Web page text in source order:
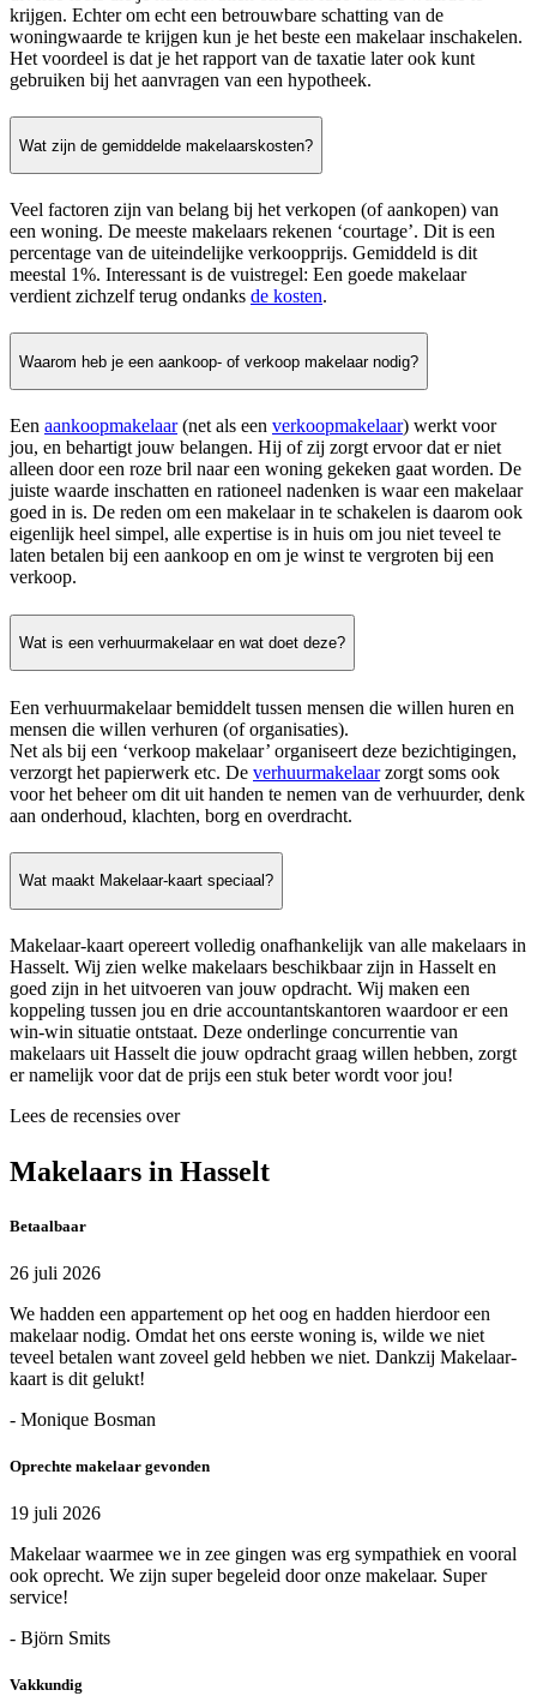
krijgen. Echter om echt een betrouwbare schatting van de
woningwaarde te krijgen kun je het beste een makelaar inschakelen.
Het voordeel is dat je het rapport van de taxatie later ook kunt
gebruiken bij het aanvragen van een hypotheek.
Wat zijn de gemiddelde makelaarskosten?
Veel factoren zijn van belang bij het verkopen (of aankopen) van
een woning. De meeste makelaars rekenen ‘courtage’. Dit is een
percentage van de uiteindelijke verkoopprijs. Gemiddeld is dit
meestal 1%. Interessant is de vuistregel: Een goede makelaar
verdient zichzelf terug ondanks de kosten.
Waarom heb je een aankoop- of verkoop makelaar nodig?
Een aankoopmakelaar(net als een verkoopmakelaar) werkt voor
jou, en behartigt jouw belangen. Hij of zij zorgt ervoor dat er niet
alleen door een roze bril naar een woning gekeken gaat worden. De
juiste waarde inschatten en rationeel nadenken is waar een makelaar
goed in is. De reden om een makelaar in te schakelen is daarom ook
eigenlijk heel simpel, alle expertise is in huis om jou niet teveel te
laten betalen bij een aankoop en om je winst te vergroten bij een
verkoop.
Wat is een verhuurmakelaar en wat doet deze?
Een verhuurmakelaar bemiddelt tussen mensen die willen huren en
mensen die willen verhuren (of organisaties).
Net als bij een ‘verkoop makelaar’ organiseert deze bezichtigingen,
verzorgt het papierwerk etc. De verhuurmakelaarzorgt soms ook
voor het beheer om dit uit handen te nemen van de verhuurder, denk
aan onderhoud, klachten, borg en overdracht.
Wat maakt Makelaar-kaart speciaal?
Makelaar-kaart opereert volledig onafhankelijk van alle makelaars in
Hasselt. Wij zien welke makelaars beschikbaar zijn in Hasselt en
goed zijn in het uitvoeren van jouw opdracht. Wij maken een
koppeling tussen jou en drie accountantskantoren waardoor er een
win-win situatie ontstaat. Deze onderlinge concurrentie van
makelaars uit Hasselt die jouw opdracht graag willen hebben, zorgt
er namelijk voor dat de prijs een stuk beter wordt voor jou!
Lees de recensies over
Makelaars in Hasselt
Betaalbaar
26 juli 2026
We hadden een appartement op het oog en hadden hierdoor een
makelaar nodig. Omdat het ons eerste woning is, wilde we niet
teveel betalen want zoveel geld hebben we niet. Dankzij Makelaar-
kaart is dit gelukt!
- Monique Bosman
Oprechte makelaar gevonden
19 juli 2026
Makelaar waarmee we in zee gingen was erg sympathiek en vooral
ook oprecht. We zijn super begeleid door onze makelaar. Super
service!
- Björn Smits
Vakkundig